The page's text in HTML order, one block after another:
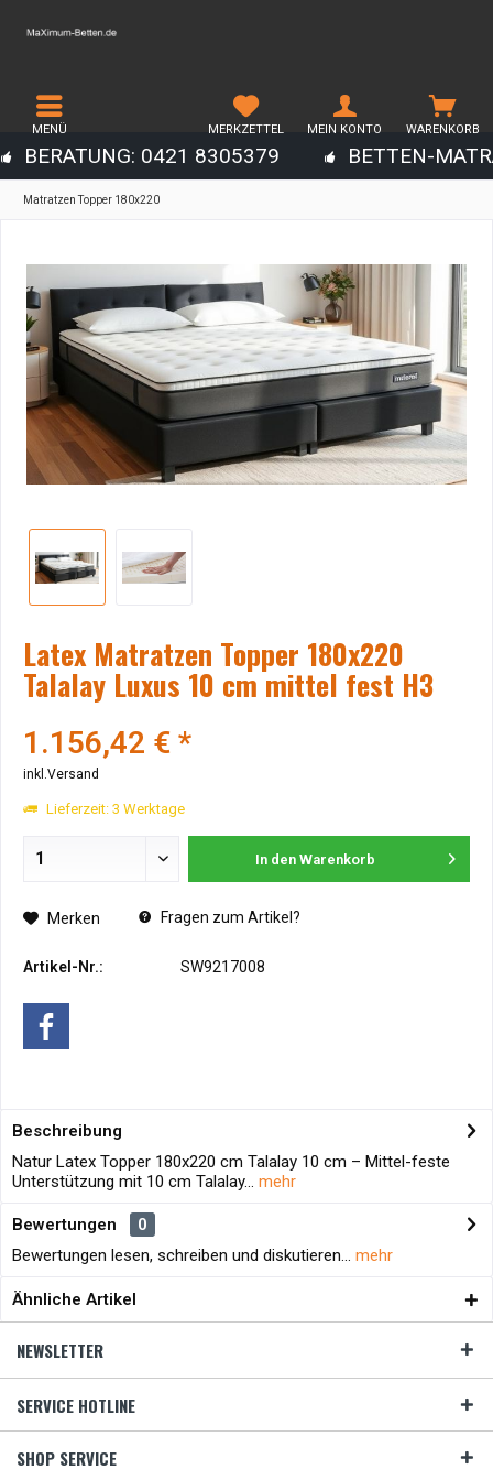
BERATUNG: 0421 8305379 BETTEN-
MENÜ WARENKORB
MERKZETTEL MEIN KONTO
Matratzen Topper 180x220
Latex Matratzen Topper 180x220
Talalay Luxus 10 cm mittel fest H3
1.156,42 € *
inkl.Versand
Lieferzeit: 3 Werktage
In den Warenkorb
Merken Fragen zum Artikel?
Artikel-Nr.: SW9217008
Beschreibung
Natur Latex Topper 180x220 cm Talalay 10 cm – Mittel-feste
Unterstützung mit 10 cm Talalay... mehr
Bewertungen
0
Bewertungen lesen, schreiben und diskutieren... mehr
Ähnliche Artikel
NEWSLETTER
SERVICE HOTLINE
SHOP SERVICE